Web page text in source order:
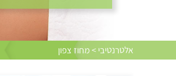
אלטרנטיבי > מחוז צפון